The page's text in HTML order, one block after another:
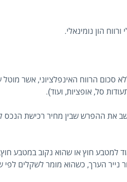
הון נומינאלי.
סכום הרווח האינפלציוני, אשר
סל, אופציות, ועוד).
את ההפרש שבין מחיר רכישת הנכס
למטבע חוץ או שהוא נקוב במטבע
נייר הערך, כשהוא מומר לשקלים לפי